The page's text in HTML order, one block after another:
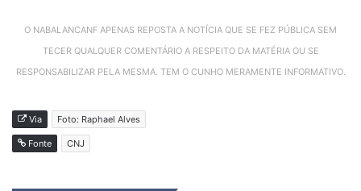
O NABALANCANF APENAS REPOSTA A NOTÍCIA QUE SE FEZ PÚBLICA SEM
TECER QUALQUER COMENTÁRIO A RESPEITO DA MATÉRIA OU SE
RESPONSABILIZAR PELA MESMA. TEM O CUNHO MERAMENTE INFORMATIVO.
Via Foto: Raphael Alves
Fonte CNJ